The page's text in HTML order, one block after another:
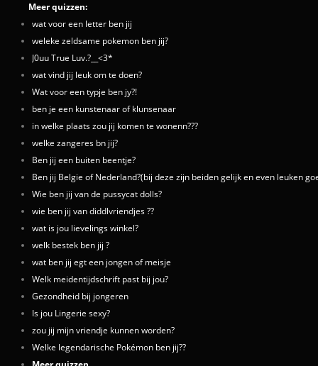
Meer quizzen:
wat voor een letter ben jij
weleke zeldsame pokemon ben jij?
J0uu True Luv.?__<3*
wat vind jij leuk om te doen?
Wat voor een typje ben jy?!
ben je een kunstenaar of klunsenaar
in welke plaats zou jij komen te wonenn???
welke zangeres bn jij?
Ben jij een buiten beentje?
Ben jij Belgie of Nederland?(bij deze zijn beiden gelijk en even leuken
Wie ben jij van de pussycat dolls?
wie ben jij van diddlvriendjes ??
wat is jou lievelings winkel?
welk bestek ben jij ?
wat ben jij egt een jongen of meisje
Welk meidentijdschrift past bij jou?
Gezondheid bij jongeren
Is jou Lingerie sexy?
zou jij mijn vriendje kunnen worden?
Welke legendarische Pokémon ben jij??